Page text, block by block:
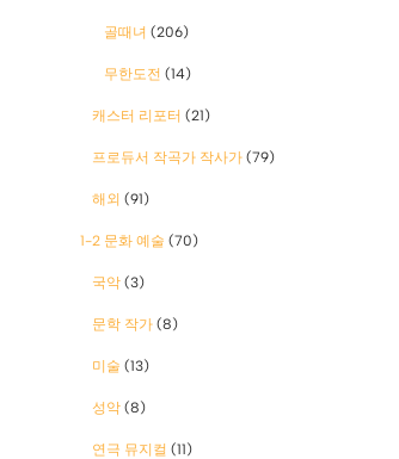
골때녀 (206)
무한도전 (14)
캐스터 리포터 (21)
프로듀서 작곡가 작사가 (79)
해외 (91)
1-2 문화 예술 (70)
국악 (3)
문학 작가 (8)
미술 (13)
성악 (8)
연극 뮤지컬 (11)